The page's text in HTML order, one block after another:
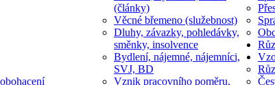
(články)
Věcné břemeno (služebnost)
Dluhy, závazky, pohledávky,
směnky, insolvence
Bydlení, nájemné, nájemníci,
SVJ, BD
Vznik pracovního poměru,